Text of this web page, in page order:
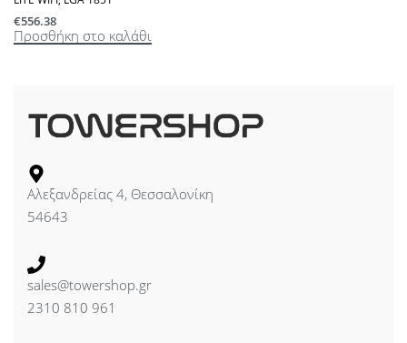
€556.38
Προσθήκη στο καλάθι
Αλεξανδρείας 4, Θεσσαλονίκη
54643
sales@towershop.gr
2310 810 961